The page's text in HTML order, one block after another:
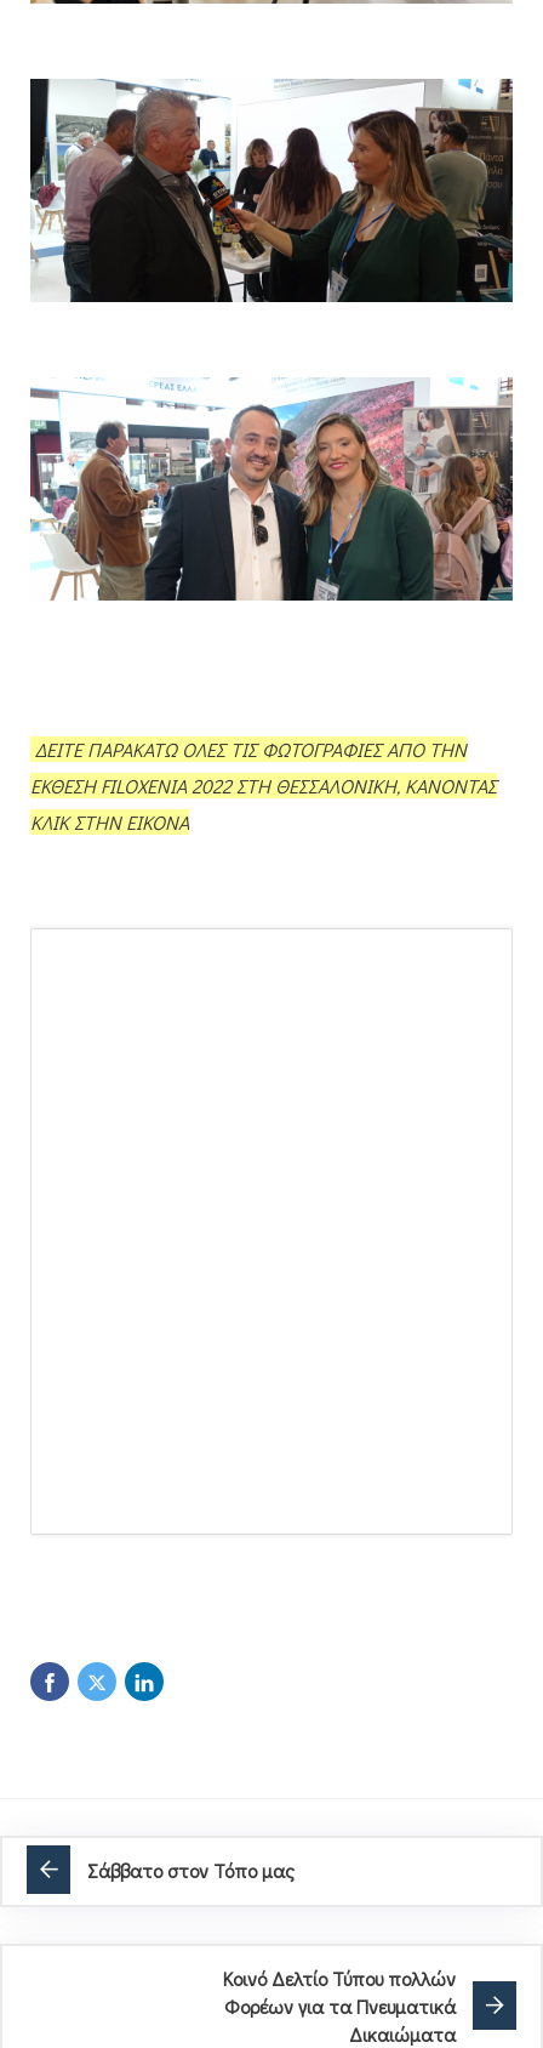
ΔΕΙΤΕ ΠΑΡΑΚΑΤΩ ΟΛΕΣ ΤΙΣ ΦΩΤΟΓΡΑΦΙΕΣ ΑΠΟ ΤΗΝ
ΕΚΘΕΣΗ FILOXENIA 2022 ΣΤΗ ΘΕΣΣΑΛΟΝΙΚΗ, ΚΑΝΟΝΤΑΣ
ΚΛΙΚ ΣΤΗΝ ΕΙΚΟΝΑ
Σάββατο στον Τόπο μας
Κοινό Δελτίο Τύπου πολλών
Φορέων για τα Πνευματικά
Δικαιώματα